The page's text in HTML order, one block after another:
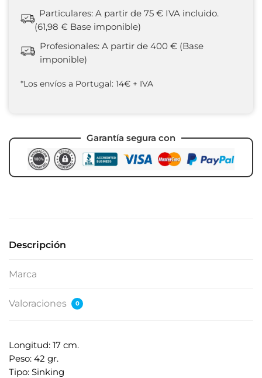
Particulares: A partir de 75 € IVA incluido.
(61,98 € Base imponible)
Profesionales: A partir de 400 € (Base
imponible)
*Los envíos a Portugal: 14€ + IVA
Garantía segura con
Descripción
Marca
Valoraciones 0
Longitud: 17 cm.
Peso: 42 gr.
Tipo: Sinking